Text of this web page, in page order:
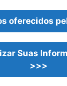
oferecidos
Suas
>>>